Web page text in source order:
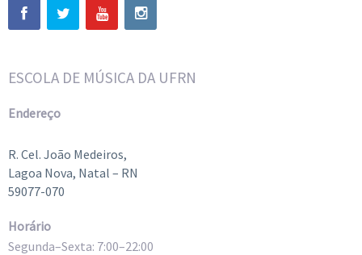
ESCOLA DE MÚSICA DA UFRN
Endereço
R. Cel. João Medeiros,
Lagoa Nova, Natal – RN
59077-070
Horário
Segunda–Sexta: 7:00–22:00